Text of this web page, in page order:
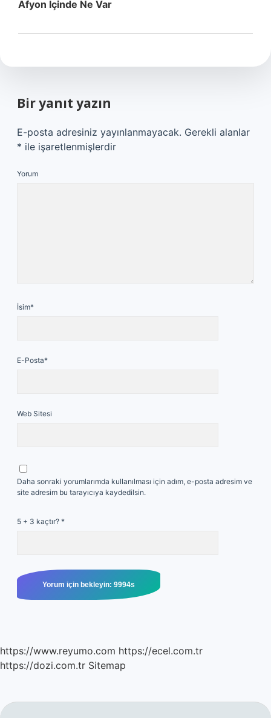
Afyon Içinde Ne Var
Bir yanıt yazın
E-posta adresiniz yayınlanmayacak. Gerekli alanlar
* ile işaretlenmişlerdir
Yorum
İsim*
E-Posta*
Web Sitesi
Daha sonraki yorumlarımda kullanılması için adım, e-posta adresim ve
site adresim bu tarayıcıya kaydedilsin.
5 + 3 kaçtır? *
https://www.reyumo.com https://ecel.com.tr
https://dozi.com.tr Sitemap